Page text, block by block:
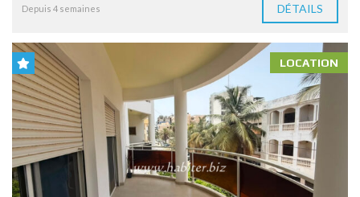
Depuis 4 semaines DÉTAILS
LOCATION